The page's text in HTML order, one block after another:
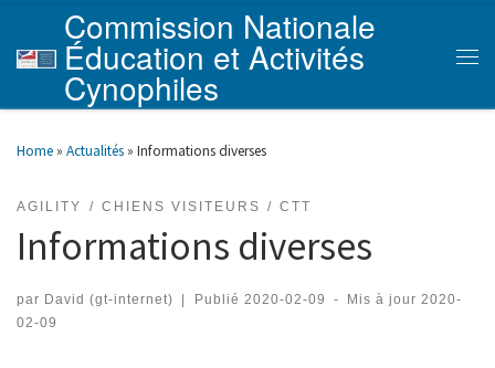
Skip to content
Commission Nationale
Éducation et Activités
Cynophiles
Home » Actualités » Informations diverses
AGILITY CHIENS VISITEURS CTT
Informations diverses
par David (gt-internet) Publié 2020-02-09 - Mis à jour 2020-
02-09